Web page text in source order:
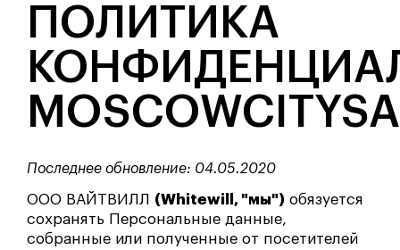
ПОЛИТИКА
Последнее обновление: 04.05.2020
ООО ВАЙТВИЛЛ (Whitewill, "мы") обязуется
сохранять Персональные данные,
собранные или полученные от посетителей